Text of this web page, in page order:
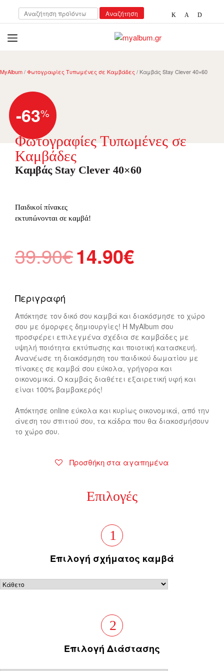
Αναζήτηση
για:
Αναζήτηση
open
MyAlbum/Φωτογραφίες Τυπωμένες σε Καμβάδες / Καμβάς Stay Clever 40×60
-63%
Φωτογραφίες Τυπωμένες σε
Καμβάδες
Καμβάς Stay Clever 40×60
Παιδικοί πίνακες
εκτυπώνονται σε καμβά!
39.90€ Original
price
14.90€Η
τρέχουσα
14.90€.
Περιγραφή
Απόκτησε τον δικό σου καμβά και διακόσμησε το χώρο
σου με όμορφες δημιουργίες! Η MyAlbum σου
προσφέρει επιλεγμένα σχέδια σε καμβάδες με
υψηλή ποιότητα εκτύπωσης και ποιοτική κατασκευή.
Ανανέωσε τη διακόσμηση του παιδικού δωματίου με
πίνακες σε καμβά σου εύκολα, γρήγορα και
οικονομικά. Ο καμβάς διαθέτει εξαιρετική υφή και
είναι 100% βαμβακερός!
Απόκτησε online εύκολα και κυρίως οικονομικά, από την
άνεση του σπιτιού σου, τα κάδρα που θα διακοσμήσουν
το χώρο σου.
Προσθήκη στα αγαπημένα
Επιλογές
1
Επιλογή σχήματος καμβά
2
Επιλογή Διάστασης